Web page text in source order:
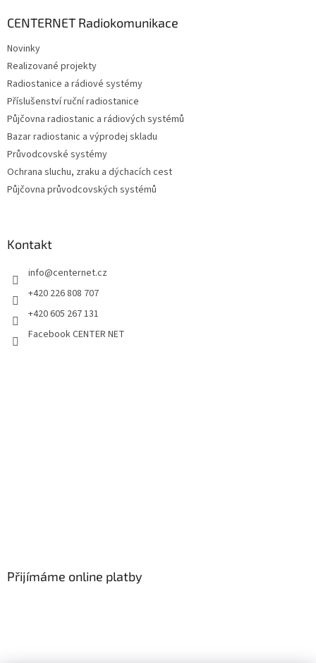
CENTERNET Radiokomunikace
Novinky
Realizované projekty
Radiostanice a rádiové systémy
Příslušenství ruční radiostanice
Půjčovna radiostanic a rádiových systémů
Bazar radiostanic a výprodej skladu
Průvodcovské systémy
Ochrana sluchu, zraku a dýchacích cest
Půjčovna průvodcovských systémů
Kontakt
info@centernet.cz
+420 226 808 707
+420 605 267 131
Facebook CENTER NET
Přijímáme online platby